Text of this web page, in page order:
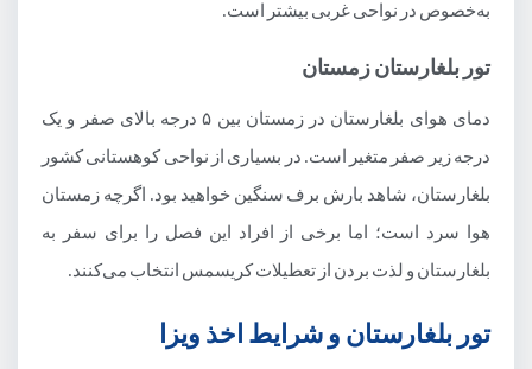
به‌خصوص در نواحی غربی بیشتر است.
تور بلغارستان زمستان
دمای هوای بلغارستان در زمستان بین ۵ درجه بالای صفر و یک
درجه زیر صفر متغیر است. در بسیاری از نواحی کوهستانی کشور
بلغارستان، شاهد بارش برف‌ سنگین خواهید بود. اگرچه زمستان
هوا سرد است؛ اما برخی از افراد این فصل را برای سفر به
بلغارستان و لذت بردن از تعطیلات کریسمس انتخاب می‌کنند.
تور بلغارستان و شرایط اخذ ویزا